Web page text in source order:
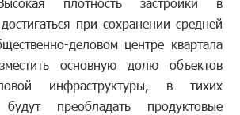
при сохранении средней
деловом центре квартала
основную долю объектов
инфраструктуры, в тихих
преобладать продуктовые